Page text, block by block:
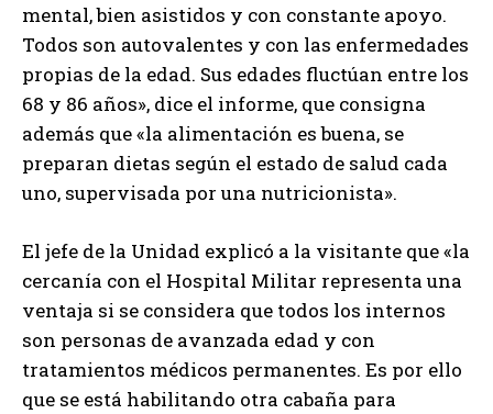
mental, bien asistidos y con constante apoyo.
Todos son autovalentes y con las enfermedades
propias de la edad. Sus edades fluctúan entre los
68 y 86 años», dice el informe, que consigna
además que «la alimentación es buena, se
preparan dietas según el estado de salud cada
uno, supervisada por una nutricionista».
El jefe de la Unidad explicó a la visitante que «la
cercanía con el Hospital Militar representa una
ventaja si se considera que todos los internos
son personas de avanzada edad y con
tratamientos médicos permanentes. Es por ello
que se está habilitando otra cabaña para